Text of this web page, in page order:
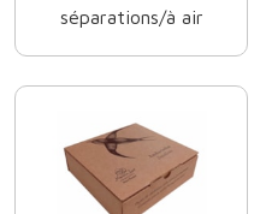
séparations/à air